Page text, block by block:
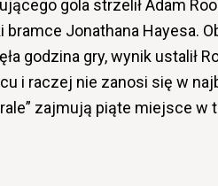
gola strzelił Adam
Jonathana Hayesa.
godzina gry, wynik ustalił
i raczej nie zanosi się w
zajmują piąte miejsce